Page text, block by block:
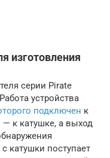
изготовления
серии Pirate
устройства
подключен к
— к катушке, а выход
катушки поступает